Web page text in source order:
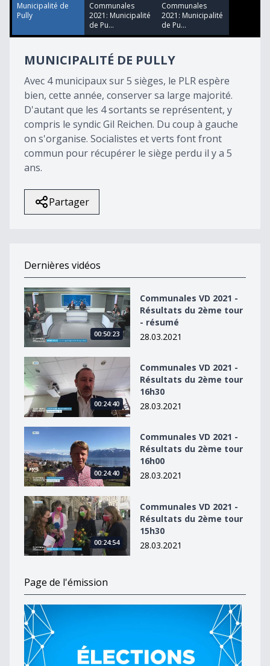
13
seconds
Municipalité de
Pully
Communales
2021: Municipalité
de Pu...
Communales
2021: Municipalité
de Pu...
MUNICIPALITÉ DE PULLY
Avec 4 municipaux sur 5 sièges, le PLR espère
bien, cette année, conserver sa large majorité.
D'autant que les 4 sortants se représentent, y
compris le syndic Gil Reichen. Du coup à gauche
on s'organise. Socialistes et verts font front
commun pour récupérer le siège perdu il y a 5
ans.
Partager
Dernières vidéos
Communales VD 2021 - Résultats du 2ème tour -
00:50:23
Communales VD 2021 -
Résultats du 2ème tour
- résumé
28.03.2021
Communales VD 2021 - Résultats du 2ème tour 16h30
00:24:40
Communales VD 2021 -
Résultats du 2ème tour
16h30
28.03.2021
Communales VD 2021 - Résultats du 2ème tour 16h00
00:24:40
Communales VD 2021 -
Résultats du 2ème tour
16h00
28.03.2021
Communales VD 2021 - Résultats du 2ème tour 15h30
00:24:54
Communales VD 2021 -
Résultats du 2ème tour
15h30
28.03.2021
Page de l'émission